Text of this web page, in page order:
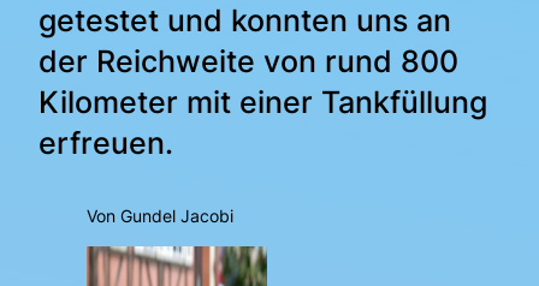
getestet und konnten uns an
der Reichweite von rund 800
Kilometer mit einer Tankfüllung
erfreuen.
Von Gundel Jacobi